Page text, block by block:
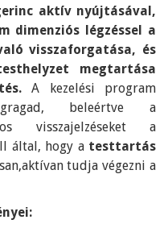
aktív nyújtásával,
dimenziós légzéssel a
visszaforgatása, és
megtartása
A kezelési program
beleértve a
visszajelzéseket a
által, hogy atesttartás
tudja végezni a